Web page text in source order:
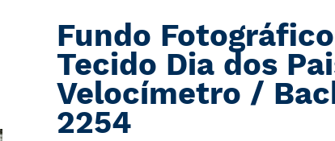
Fundo
Tecido Dia dos
Velocímetro /
2254